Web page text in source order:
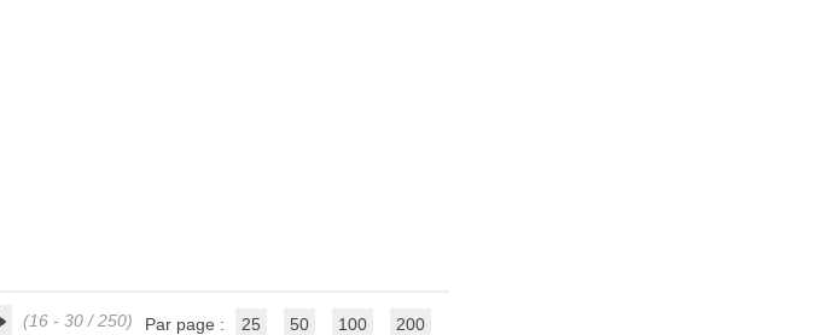
(16 - 30 / 250) Par page : 25 50 100 200